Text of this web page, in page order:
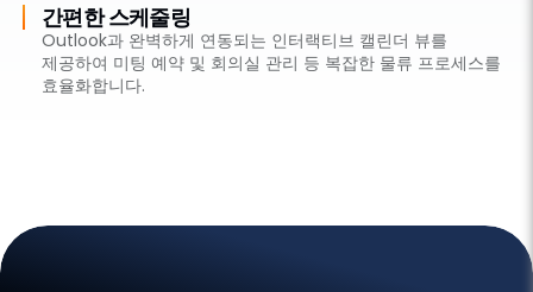
간편한 스케줄링
Outlook과 완벽하게 연동되는 인터랙티브 캘린더 뷰를
제공하여 미팅 예약 및 회의실 관리 등 복잡한 물류 프로세스를
효율화합니다.